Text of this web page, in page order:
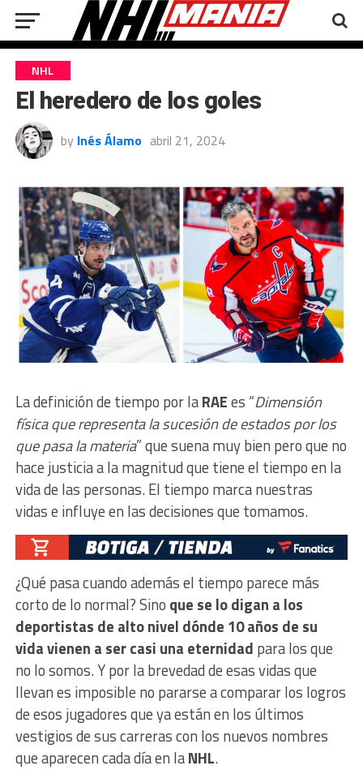
NHL
El heredero de los goles
by Inés Álamo abril 21, 2024
La definición de tiempo por laRAEes “Dimensión
física que representa la sucesión de estados por los
que pasa la materia” que suena muy bien pero que no
hace justicia a la magnitud que tiene el tiempo en la
vida de las personas. El tiempo marca nuestras
vidas e influye en las decisiones que tomamos.
¿Qué pasa cuando además el tiempo parece más
corto de lo normal? Sino que se lo digan a los
deportistas de alto nivel dónde 10 años de su
vida vienen a ser casi una eternidad para los que
no lo somos. Y por la brevedad de esas vidas que
llevan es imposible no pararse a comparar los logros
de esos jugadores que ya están en los últimos
vestigios de sus carreras con los nuevos nombres
que aparecen cada día en laNHL.